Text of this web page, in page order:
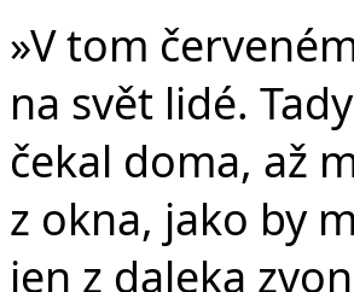
»V tom
na svět lidé.
čekal doma, až
z okna, jako by
jen z daleka